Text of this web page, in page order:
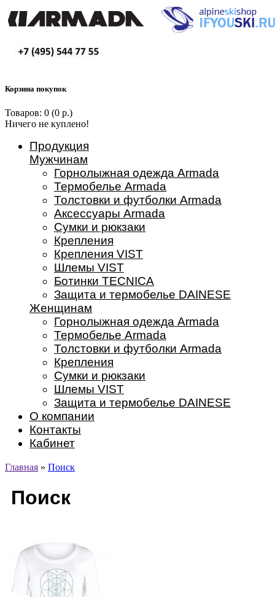
Корзина покупок
Товаров: 0 (0 р.)
Ничего не куплено!
Продукция
Мужчинам
Горнолыжная одежда Armada
Термобелье Armada
Толстовки и футболки Armada
Аксессуары Armada
Сумки и рюкзаки
Крепления
Крепления VIST
Шлемы VIST
Ботинки TECNICA
Защита и термобелье DAINESE
Женщинам
Горнолыжная одежда Armada
Термобелье Armada
Толстовки и футболки Armada
Крепления
Сумки и рюкзаки
Шлемы VIST
Защита и термобелье DAINESE
О компании
Контакты
Кабинет
Главная » Поиск
Поиск